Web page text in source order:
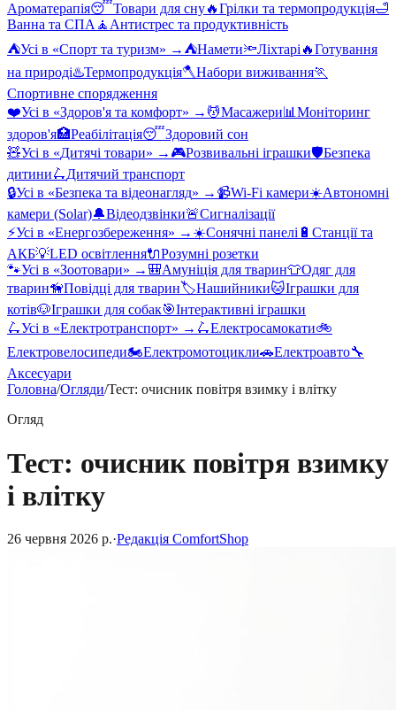
Ароматерапія😴Товари для сну🔥Грілки та термопродукція🛁
Ванна та СПА 🧘 Антистрес та продуктивність
⛺Усі в «Спорт та туризм» → ⛺Намети🔦Ліхтарі 🔥Готування
на природі♨️Термопродукція🪓Набори виживання🏃
Спортивне спорядження
❤️Усі в «Здоров'я та комфорт» → 💆Масажери📊 Моніторинг
здоров'я🏥Реабілітація😴Здоровий сон
🧸Усі в «Дитячі товари» → 🎮Розвивальні іграшки🛡️Безпека
дитини🛴Дитячий транспорт
🔒Усі в «Безпека та відеонагляд» → 📹Wi-Fi камери☀️Автономні
камери (Solar)🔔Відеодзвінки🚨Сигналізації
⚡Усі в «Енергозбереження» → ☀️Сонячні панелі 🔋 Станції та
АКБ💡LED освітлення🔌Розумні розетки
🐾Усі в «Зоотовари» → 🎒Амуніція для тварин👕Одяг для
тварин🦮Повідці для тварин🏷️Нашийники🐱Іграшки для
котів🐶Іграшки для собак🎯Інтерактивні іграшки
🛴Усі в «Електротранспорт» → 🛴Електросамокати🚲
Електровелосипеди🏍️Електромотоцикли🚗Електроавто🔧
Аксесуари
Головна/Огляди/Тест: очисник повітря взимку і влітку
Огляд
Тест: очисник повітря взимку
і влітку
26 червня 2026 р.·Редакція ComfortShop